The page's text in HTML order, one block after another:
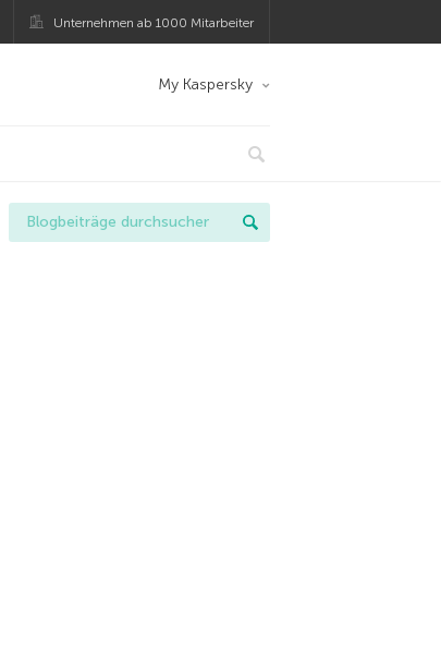
Unternehmen ab 1000 Mitarbeiter
My Kaspersky